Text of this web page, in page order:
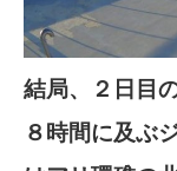
結局、２日目
８時間に及ぶ